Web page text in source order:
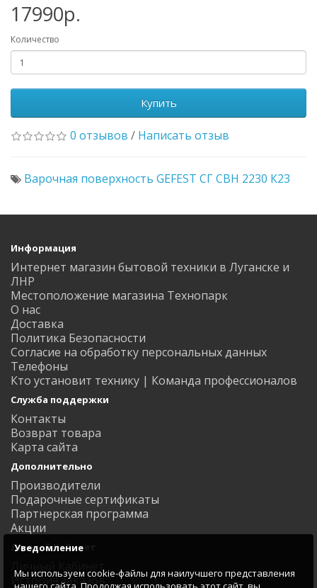
17990р.
Количество
Купить
0 отзывов / Написать отзыв
Варочная поверхность GEFEST СГ СВН 2230 К23
Информация
Интернет магазин бытовой техники в Луганске и
ЛНР
Местоположение магазина Технопарк
О нас
Доставка
Политика Безопасности
Согласие на обработку персональных данных
Телефоны
Кто установит технику | Команда профессионалов
Служба поддержки
Контакты
Возврат товара
Карта сайта
Дополнительно
Производители
Подарочные сертификаты
Партнерская программа
Акции
Личный Кабинет
Личный Кабинет
История заказов
Уведомление
Мы используем cookie-файлы для наилучшего представления